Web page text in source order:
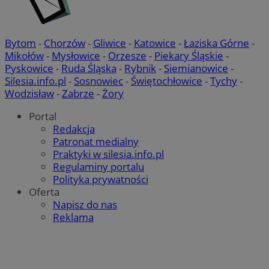
Bytom - Chorzów- Gliwice - Katowice -Łaziska Górne -
Mikołów- Mysłowice - Orzesze - Piekary Śląskie -
Pyskowice - Ruda Śląska - Rybnik- Siemianowice -
Silesia.info.pl - Sosnowiec- Świętochłowice -Tychy-
Wodzisław-Zabrze -Żory
Portal
Redakcja
Patronat medialny
Praktyki w silesia.info.pl
Regulaminy portalu
Polityka prywatności
Oferta
Napisz do nas
Reklama